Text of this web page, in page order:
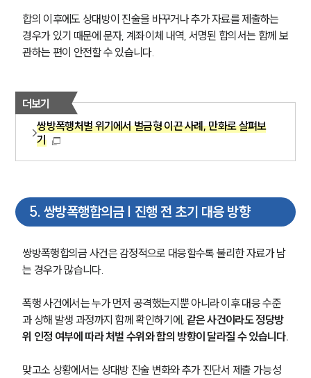
합의 이후에도 상대방이 진술을 바꾸거나 추가 자료를 제출하는
경우가 있기 때문에 문자, 계좌이체 내역, 서명된 합의서는 함께 보
관하는 편이 안전할 수 있습니다.
더보기
쌍방폭행처벌 위기에서 벌금형 이끈 사례, 만화로 살펴보
기
5. 쌍방폭행합의금 | 진행 전 초기 대응 방향
쌍방폭행합의금 사건은 감정적으로 대응할수록 불리한 자료가 남
는 경우가 많습니다.
폭행 사건에서는 누가 먼저 공격했는지뿐 아니라 이후 대응 수준
과 상해 발생 과정까지 함께 확인하기에, 같은 사건이라도 정당방
위 인정 여부에 따라 처벌 수위와 합의 방향이 달라질 수 있습니다.
맞고소 상황에서는 상대방 진술 변화와 추가 진단서 제출 가능성